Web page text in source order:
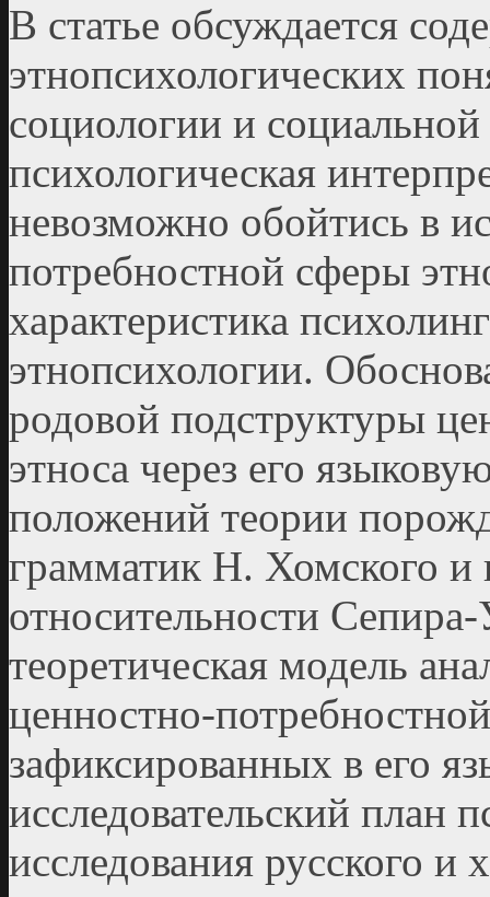
В статье обсуждается
этнопсихологических
социологии и
пси­хологическая
невозможно обойтись в
потребностной сферы
характеристика
этнопсихологии.
родовой подструктуры
этноса через его
положений теории
грамматик Н. Хомского и
относительности
теоретическая модель
ценностно-
зафиксированных в его
исследовательский план
исследования русского и